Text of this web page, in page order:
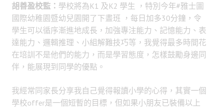
胡善盈校監： 學校將為K1 及K2 學生 ，特別今年#雅士圖
國際幼稚園暨幼兒園開了下晝班 ，每日加多30分鐘，令
學生可以循序漸進地成長，加強專注能力、記憶能力、表
達能力、邏輯推理、小組解難技巧等，我覺得最多時間花
在培訓不是他們的能力，而是學習態度，怎樣鼓勵身邊同
伴，能展現到同學的優點。
我經常同家長分享我自己覺得報讀小學的心得，其實一個
學校offer是一個短暫的目標，但如果小朋友已裝備以上